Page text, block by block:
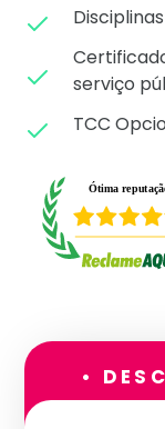
serviço
TCC
•